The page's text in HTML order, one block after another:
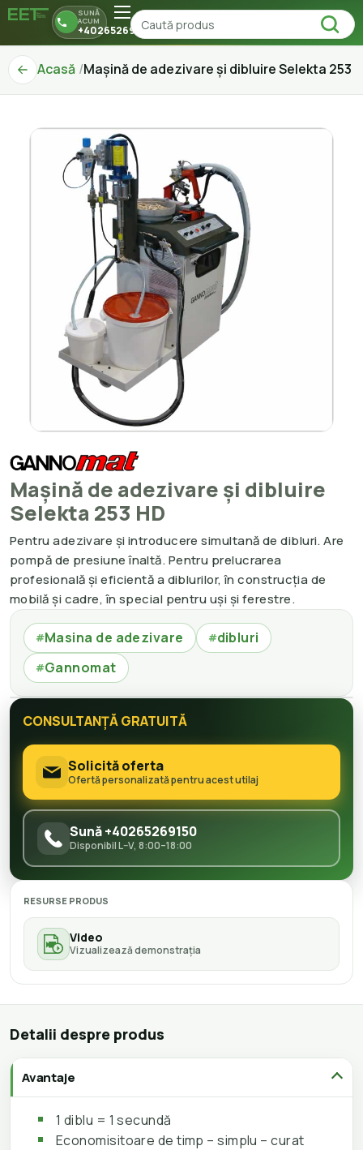
SUNĂ
ACUM
+40265269150
Acasă Mașină de adezivare și dibluire Selekta 253
Mașină de adezivare și dibluire
Selekta 253 HD
Pentru adezivare și introducere simultană de dibluri. Are
pompă de presiune înaltă. Pentru prelucrarea
profesională și eficientă a diblurilor, în construcția de
mobilă și cadre, în special pentru uși și ferestre.
#Masina de adezivare #dibluri
#Gannomat
CONSULTANȚĂ GRATUITĂ
Solicită oferta
Ofertă personalizată pentru acest utilaj
Sună +40265269150
Disponibil L–V, 8:00–18:00
RESURSE PRODUS
Video
Vizualizează demonstrația
Detalii despre produs
Avantaje
1 diblu = 1 secundă
Economisitoare de timp – simplu – curat